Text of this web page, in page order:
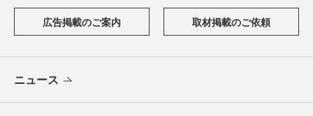
広告掲載のご案内 取材掲載のご依頼
ニュース